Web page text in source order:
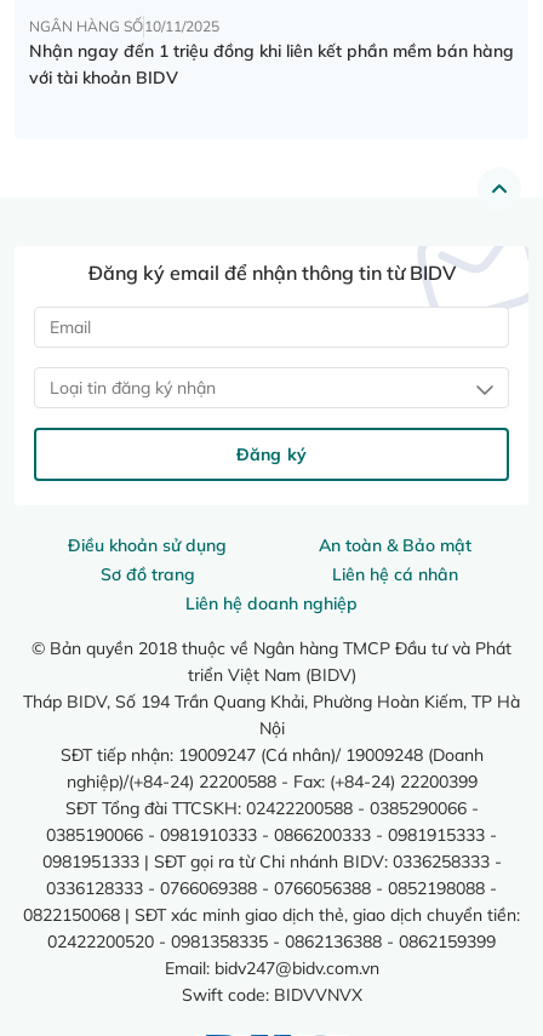
NGÂN HÀNG SỐ10/11/2025
Nhận ngay đến 1 triệu đồng khi liên kết phần mềm bán hàng
với tài khoản BIDV
Điều khoản sử dụng
An toàn & Bảo mật
Sơ đồ trang
Liên hệ cá nhân
Liên hệ doanh nghiệp
© Bản quyền 2018 thuộc về Ngân hàng TMCP Đầu tư và Phát
triển Việt Nam (BIDV)
Tháp BIDV, Số 194 Trần Quang Khải, Phường Hoàn Kiếm, TP Hà
Nội
SĐT tiếp nhận: 19009247 (Cá nhân)/ 19009248 (Doanh
nghiệp)/(+84-24) 22200588 - Fax: (+84-24) 22200399
SĐT Tổng đài TTCSKH: 02422200588 - 0385290066 -
0385190066 - 0981910333 - 0866200333 - 0981915333 -
0981951333 | SĐT gọi ra từ Chi nhánh BIDV: 0336258333 -
0336128333 - 0766069388 - 0766056388 - 0852198088 -
0822150068 | SĐT xác minh giao dịch thẻ, giao dịch chuyển tiền:
02422200520 - 0981358335 - 0862136388 - 0862159399
Email: bidv247@bidv.com.vn
Swift code: BIDVVNVX
Đăng ký email để nhận thông tin từ BIDV
Loại tin đăng ký nhận
Đăng ký